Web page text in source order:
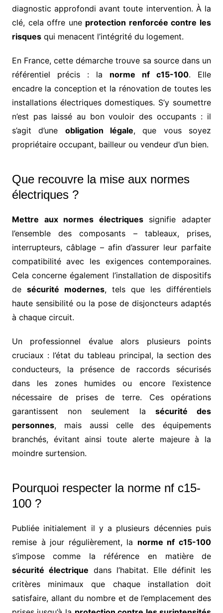
diagnostic approfondi avant toute intervention. À la
clé, cela offre une protection renforcée contre les
risquesqui menacent l’intégrité du logement.
En France, cette démarche trouve sa source dans un
référentiel précis : la norme nf c15-100. Elle
encadre la conception et la rénovation de toutes les
installations électriques domestiques. S’y soumettre
n’est pas laissé au bon vouloir des occupants : il
s’agit d’une obligation légale, que vous soyez
propriétaire occupant, bailleur ou vendeur d’un bien.
Que recouvre la mise aux normes
électriques ?
Mettre aux normes électriquessignifie adapter
l’ensemble des composants – tableaux, prises,
interrupteurs, câblage – afin d’assurer leur parfaite
compatibilité avec les exigences contemporaines.
Cela concerne également l’installation de dispositifs
de sécurité modernes, tels que les différentiels
haute sensibilité ou la pose de disjoncteurs adaptés
à chaque circuit.
Un professionnel évalue alors plusieurs points
cruciaux : l’état du tableau principal, la section des
conducteurs, la présence de raccords sécurisés
dans les zones humides ou encore l’existence
nécessaire de prises de terre. Ces opérations
garantissent non seulement la sécurité des
personnes, mais aussi celle des équipements
branchés, évitant ainsi toute alerte majeure à la
moindre surtension.
Pourquoi respecter la norme nf c15-
100 ?
Publiée initialement il y a plusieurs décennies puis
remise à jour régulièrement, la norme nf c15-100
s’impose comme la référence en matière de
sécurité électrique dans l’habitat. Elle définit les
critères minimaux que chaque installation doit
satisfaire, allant du nombre et de l’emplacement des